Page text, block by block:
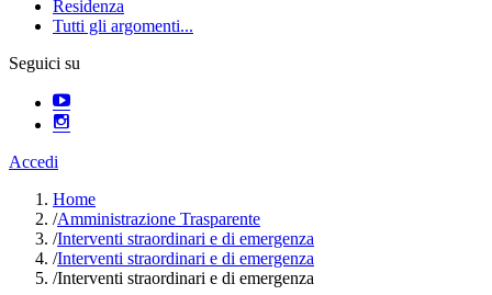
Residenza
Tutti gli argomenti...
Seguici su
Accedi
Home
/Amministrazione Trasparente
/Interventi straordinari e di emergenza
/Interventi straordinari e di emergenza
/Interventi straordinari e di emergenza